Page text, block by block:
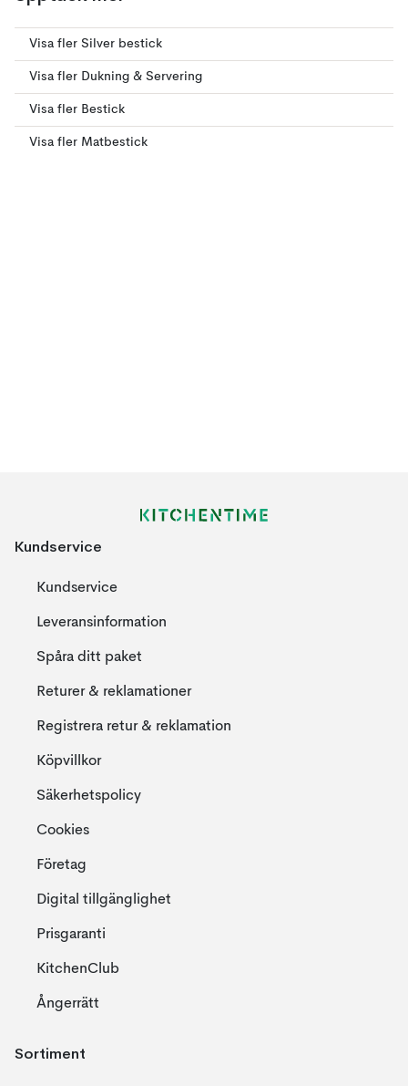
Visa fler Silver bestick
Visa fler Dukning & Servering
Visa fler Bestick
Visa fler Matbestick
Kundservice
Kundservice
Leveransinformation
Spåra ditt paket
Returer & reklamationer
Registrera retur & reklamation
Köpvillkor
Säkerhetspolicy
Cookies
Företag
Digital tillgänglighet
Prisgaranti
KitchenClub
Ångerrätt
Sortiment